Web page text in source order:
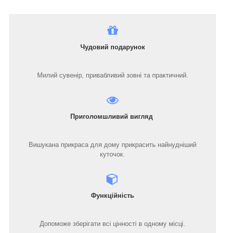
Чудовий подарунок
Милий сувенір, привабливий зовні та практичний.
Приголомшливий вигляд
Вишукана прикраса для дому прикрасить найнудніший
куточок.
Функційність
Допоможе зберігати всі цінності в одному місці.